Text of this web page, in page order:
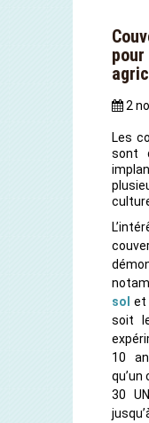
2
Les
sont
sol et
soit
10
30